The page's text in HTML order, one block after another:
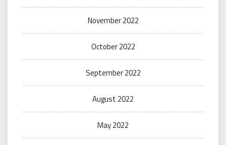
November 2022
October 2022
September 2022
August 2022
May 2022